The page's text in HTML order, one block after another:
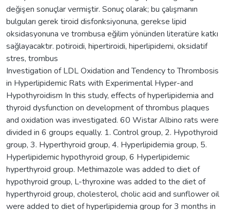
değişen sonuçlar vermiştir. Sonuç olarak; bu çalışmanın
bulguları gerek tiroid disfonksiyonuna, gerekse lipid
oksidasyonuna ve trombusa eğilim yönünden literatüre katkı
sağlayacaktır. potiroidi, hipertiroidi, hiperlipidemi, oksidatif
stres, trombus
Investigation of LDL Oxidation and Tendency to Thrombosis
in Hyperlipidemic Rats with Experimental Hyper-and
Hypothyroidism In this study, effects of hyperlipidemia and
thyroid dysfunction on development of thrombus plaques
and oxidation was investigated. 60 Wistar Albino rats were
divided in 6 groups equally. 1. Control group, 2. Hypothyroid
group, 3. Hyperthyroid group, 4. Hyperlipidemia group, 5.
Hyperlipidemic hypothyroid group, 6 Hyperlipidemic
hyperthyroid group. Methimazole was added to diet of
hypothyroid group, L-thyroxine was added to the diet of
hyperthyroid group, cholesterol, cholic acid and sunflower oil
were added to diet of hyperlipidemia group for 3 months in